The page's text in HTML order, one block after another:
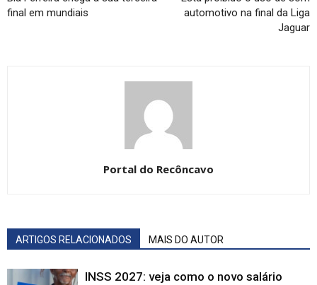
final em mundiais
automotivo na final da Liga
Jaguar
Portal do Recôncavo
ARTIGOS RELACIONADOS MAIS DO AUTOR
INSS 2027: veja como o novo salário